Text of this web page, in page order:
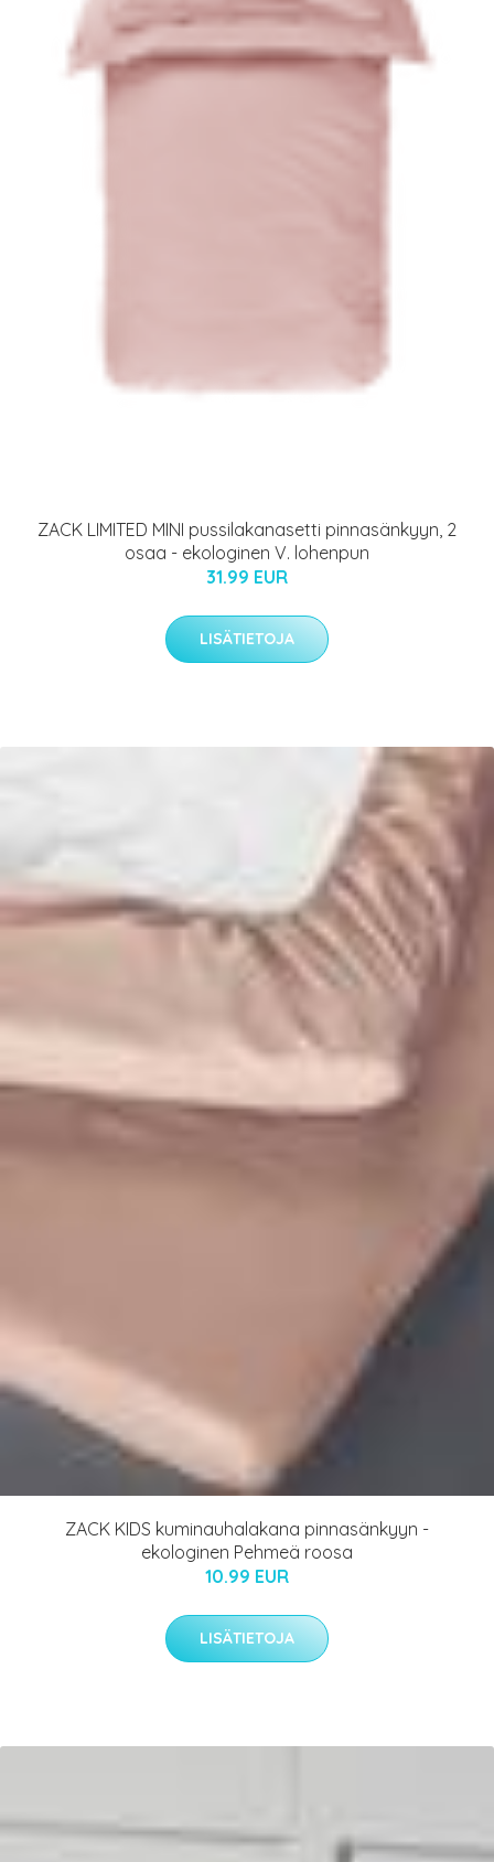
ZACK LIMITED MINI pussilakanasetti pinnasänkyyn, 2
osaa - ekologinen V. lohenpun
31.99 EUR
LISÄTIETOJA
ZACK KIDS kuminauhalakana pinnasänkyyn -
ekologinen Pehmeä roosa
10.99 EUR
LISÄTIETOJA